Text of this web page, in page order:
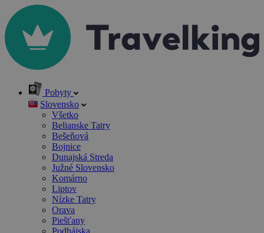
Pobyty
Slovensko
Všetko
Belianske Tatry
Bešeňová
Bojnice
Dunajská Streda
Južné Slovensko
Komárno
Liptov
Nízke Tatry
Orava
Piešťany